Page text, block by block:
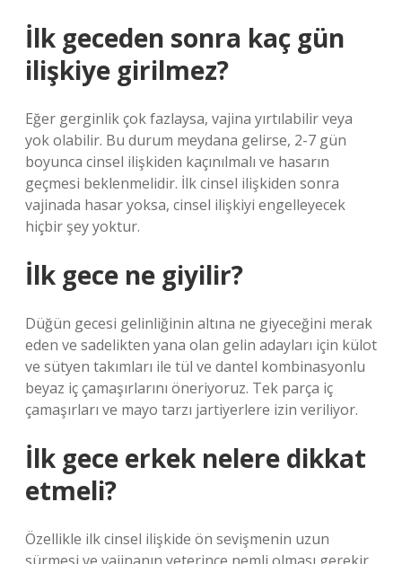
İlk geceden sonra kaç gün
ilişkiye girilmez?
Eğer gerginlik çok fazlaysa, vajina yırtılabilir veya
yok olabilir. Bu durum meydana gelirse, 2-7 gün
boyunca cinsel ilişkiden kaçınılmalı ve hasarın
geçmesi beklenmelidir. İlk cinsel ilişkiden sonra
vajinada hasar yoksa, cinsel ilişkiyi engelleyecek
hiçbir şey yoktur.
İlk gece ne giyilir?
Düğün gecesi gelinliğinin altına ne giyeceğini merak
eden ve sadelikten yana olan gelin adayları için külot
ve sütyen takımları ile tül ve dantel kombinasyonlu
beyaz iç çamaşırlarını öneriyoruz. Tek parça iç
çamaşırları ve mayo tarzı jartiyerlere izin veriliyor.
İlk gece erkek nelere dikkat
etmeli?
Özellikle ilk cinsel ilişkide ön sevişmenin uzun